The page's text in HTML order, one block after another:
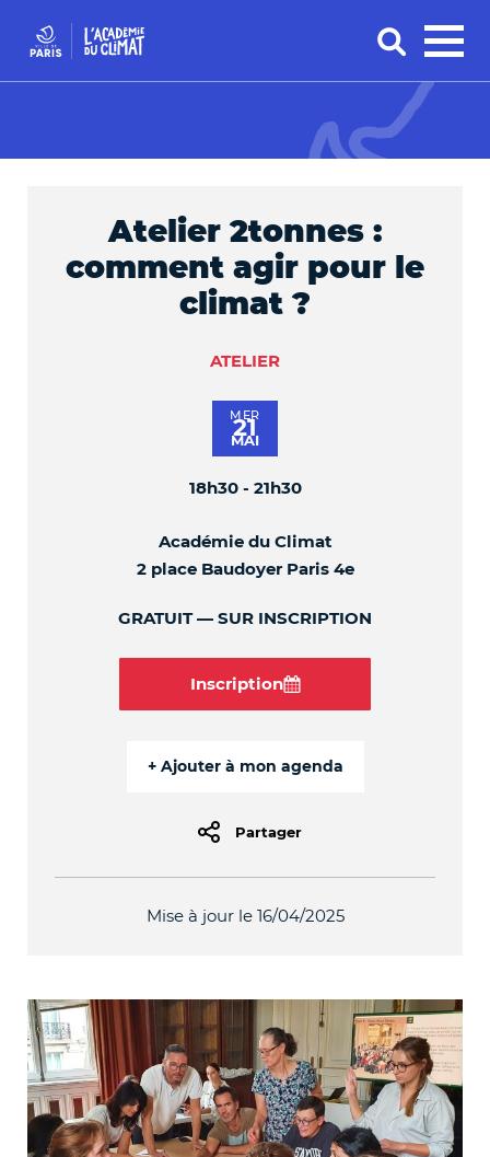
Atelier 2tonnes :
comment agir pour le
climat ?
ATELIER
MER
21
MAI
18h30 - 21h30
Académie du Climat
2 place Baudoyer Paris 4e
GRATUIT SUR INSCRIPTION
Inscription
Partager
Mise à jour le 16/04/2025